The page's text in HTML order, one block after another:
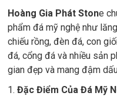
Hoàng Gia Phát Stone
phẩm đá mỹ nghệ như
chiếu rồng, đèn đá, con
đá, cổng đá và nhiều sản
gian đẹp và mang đậm
1. Đặc Điểm Của Đá Mỹ